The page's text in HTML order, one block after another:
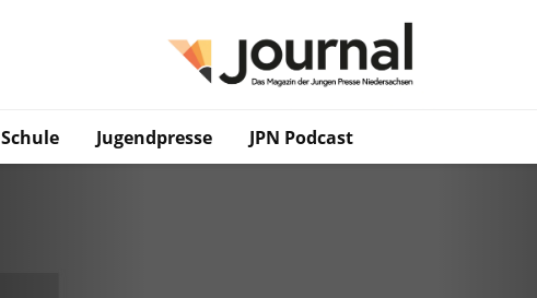
Schule Jugendpresse JPN Podcast